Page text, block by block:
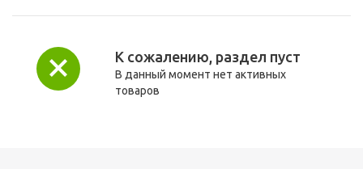
К сожалению, раздел пуст
В данный момент нет активных
товаров